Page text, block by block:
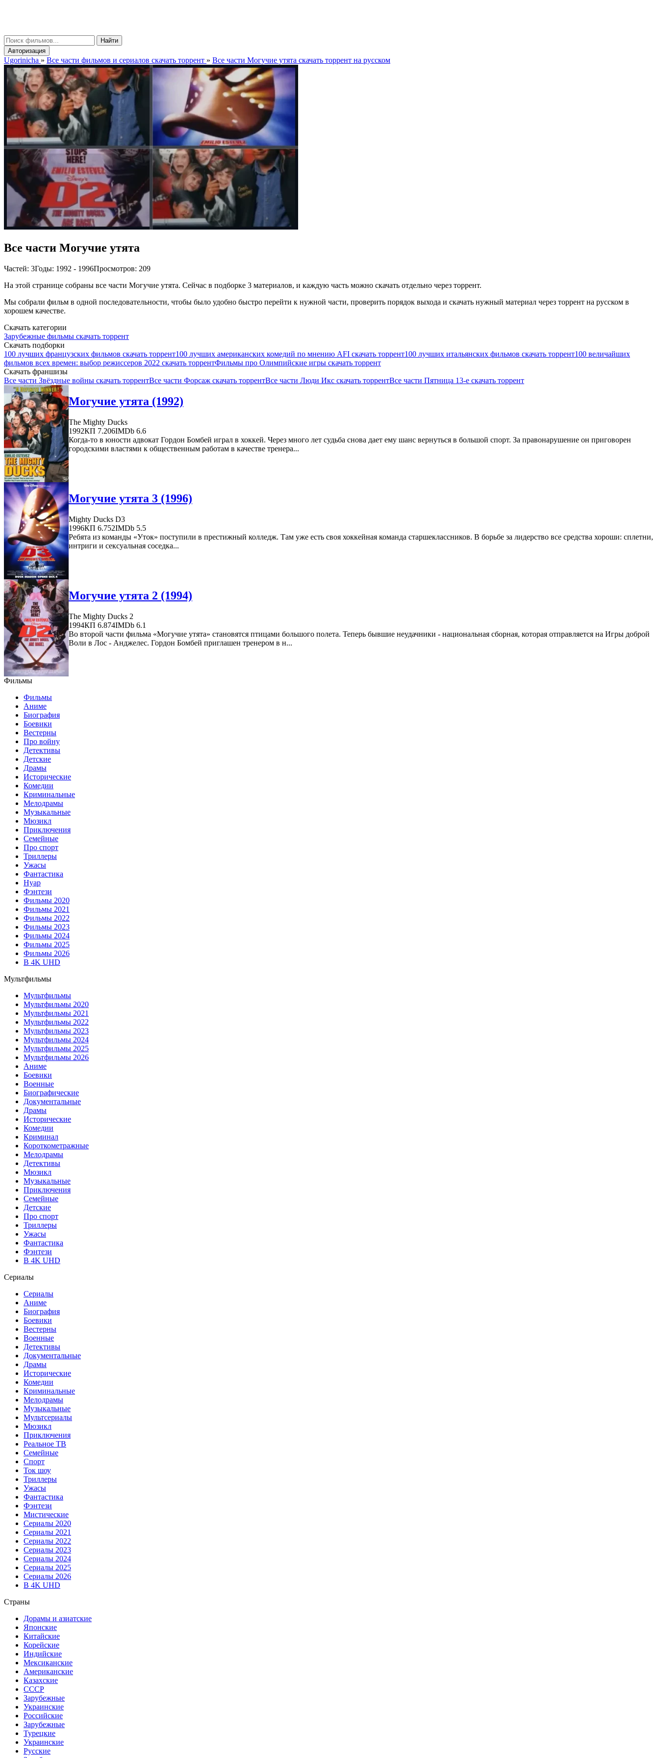
Найти
Авторизация
Ugorinicha » Все части фильмов и сериалов скачать торрент » Все части Могучие утята скачать торрент на русском
Все части Могучие утята
Частей: 3Годы: 1992 - 1996Просмотров: 209
На этой странице собраны все части Могучие утята. Сейчас в подборке 3 материалов, и каждую часть можно скачать отдельно через торрент.
Мы собрали фильм в одной последовательности, чтобы было удобно быстро перейти к нужной части, проверить порядок выхода и скачать нужный материал через торрент на русском в
хорошем качестве.
Скачать категории
Зарубежные фильмы скачать торрент
Скачать подборки
100 лучших французских фильмов скачать торрент100 лучших американских комедий по мнению AFI скачать торрент100 лучших итальянских фильмов скачать торрент100 величайших
фильмов всех времен: выбор режиссеров 2022 скачать торрентФильмы про Олимпийские игры скачать торрент
Скачать франшизы
Все части Звёздные войны скачать торрентВсе части Форсаж скачать торрентВсе части Люди Икс скачать торрентВсе части Пятница 13-е скачать торрент
Могучие утята (1992)
The Mighty Ducks
1992КП 7.206IMDb 6.6
Когда-то в юности адвокат Гордон Бомбей играл в хоккей. Через много лет судьба снова дает ему шанс вернуться в большой спорт. За правонарушение он приговорен
городскими властями к общественным работам в качестве тренера...
Могучие утята 3 (1996)
Mighty Ducks D3
1996КП 6.752IMDb 5.5
Ребята из команды «Уток» поступили в престижный колледж. Там уже есть своя хоккейная команда старшеклассников. В борьбе за лидерство все средства хороши: сплетни,
интриги и сексуальная соседка...
Могучие утята 2 (1994)
The Mighty Ducks 2
1994КП 6.874IMDb 6.1
Во второй части фильма «Могучие утята» становятся птицами большого полета. Теперь бывшие неудачники - национальная сборная, которая отправляется на Игры доброй
Воли в Лос - Анджелес. Гордон Бомбей приглашен тренером в н...
Фильмы
Фильмы
Аниме
Биография
Боевики
Вестерны
Про войну
Детективы
Детские
Драмы
Исторические
Комедии
Криминальные
Мелодрамы
Музыкальные
Мюзикл
Приключения
Семейные
Про спорт
Триллеры
Ужасы
Фантастика
Нуар
Фэнтези
Фильмы 2020
Фильмы 2021
Фильмы 2022
Фильмы 2023
Фильмы 2024
Фильмы 2025
Фильмы 2026
В 4K UHD
Мультфильмы
Мультфильмы
Мультфильмы 2020
Мультфильмы 2021
Мультфильмы 2022
Мультфильмы 2023
Мультфильмы 2024
Мультфильмы 2025
Мультфильмы 2026
Аниме
Боевики
Военные
Биографические
Документальные
Драмы
Исторические
Комедии
Криминал
Короткометражные
Мелодрамы
Детективы
Мюзикл
Музыкальные
Приключения
Семейные
Детские
Про спорт
Триллеры
Ужасы
Фантастика
Фэнтези
В 4K UHD
Сериалы
Сериалы
Аниме
Биография
Боевики
Вестерны
Военные
Детективы
Документальные
Драмы
Исторические
Комедии
Криминальные
Мелодрамы
Музыкальные
Мультсериалы
Мюзикл
Приключения
Реальное ТВ
Семейные
Спорт
Ток шоу
Триллеры
Ужасы
Фантастика
Фэнтези
Мистические
Сериалы 2020
Сериалы 2021
Сериалы 2022
Сериалы 2023
Сериалы 2024
Сериалы 2025
Сериалы 2026
В 4K UHD
Страны
Дорамы и азиатские
Японские
Китайские
Корейские
Индийские
Мексиканские
Американские
Казахские
СССР
Зарубежные
Украинские
Российские
Зарубежные
Турецкие
Украинские
Русские